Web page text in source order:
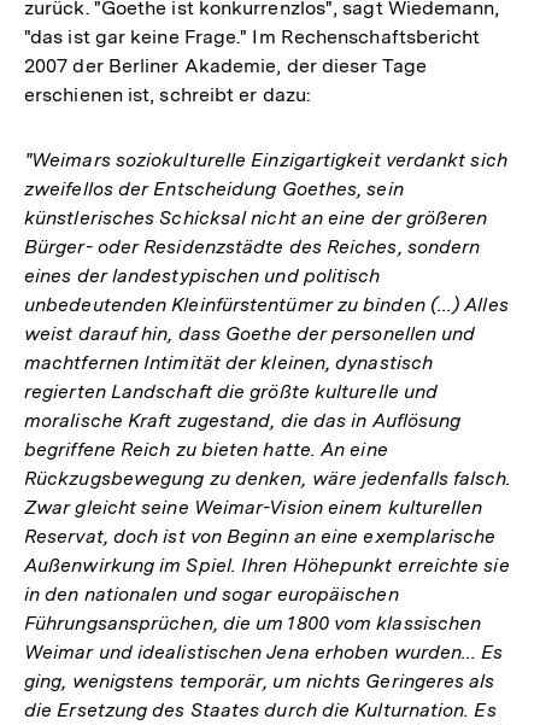
zurück. "Goethe ist konkurrenzlos", sagt Wiedemann,
"das ist gar keine Frage." Im Rechenschaftsbericht
2007 der Berliner Akademie, der dieser Tage
erschienen ist, schreibt er dazu:
"Weimars soziokulturelle Einzigartigkeit verdankt sich
zweifellos der Entscheidung Goethes, sein
künstlerisches Schicksal nicht an eine der größeren
Bürger- oder Residenzstädte des Reiches, sondern
eines der landestypischen und politisch
unbedeutenden Kleinfürstentümer zu binden (...) Alles
weist darauf hin, dass Goethe der personellen und
machtfernen Intimität der kleinen, dynastisch
regierten Landschaft die größte kulturelle und
moralische Kraft zugestand, die das in Auflösung
begriffene Reich zu bieten hatte. An eine
Rückzugsbewegung zu denken, wäre jedenfalls falsch.
Zwar gleicht seine Weimar-Vision einem kulturellen
Reservat, doch ist von Beginn an eine exemplarische
Außenwirkung im Spiel. Ihren Höhepunkt erreichte sie
in den nationalen und sogar europäischen
Führungsansprüchen, die um 1800 vom klassischen
Weimar und idealistischen Jena erhoben wurden... Es
ging, wenigstens temporär, um nichts Geringeres als
die Ersetzung des Staates durch die Kulturnation. Es